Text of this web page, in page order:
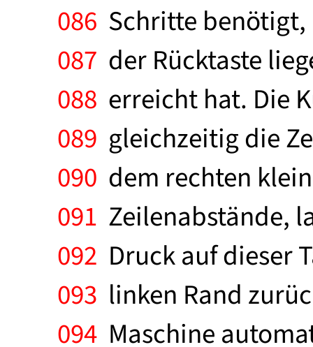
086 Schritte
087 der Rücktaste
088 erreicht hat. Die
089 gleichzeitig die
090 dem rechten
091 Zeilenabstände,
092 Druck auf dieser
093 linken Rand
094 Maschine